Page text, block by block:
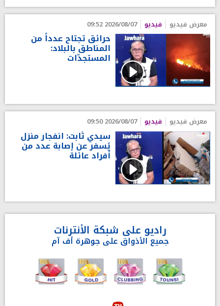
معرض فيديو فيديو 2026/08/07 09:52
حرائق تجتاح عدداً من
المناطق بالبلاد:
المستجدّات
معرض فيديو فيديو 2026/08/07 09:50
سيدي ثابت: انفجار منزل
يُسفر عن إصابة عدد من
أفراد عائلة
راديو على شبكة الأنترنات
جميع الأذواق على جوهرة أف آم